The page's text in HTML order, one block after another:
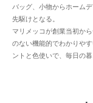
バッグ、小物からホーム
先駆けとなる。
マリメッコが創業当初か
のない機能的でわかりや
ントと色使いで、毎日の